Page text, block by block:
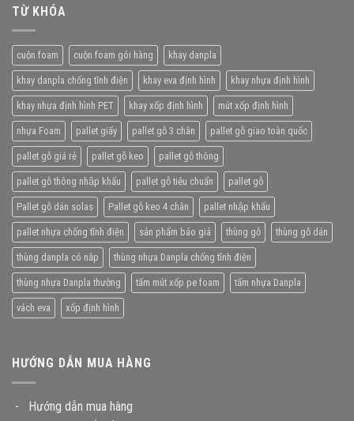
TỪ KHÓA
cuộn foam cuộn foam gói hàng khay danpla
khay danpla chống tĩnh điện khay eva định hình khay nhựa định hình
khay nhựa định hình PET khay xốp định hình mút xốp định hình
nhựa Foam pallet giấy pallet gỗ 3 chân pallet gỗ giao toàn quốc
pallet gỗ giá rẻ pallet gỗ keo pallet gỗ thông
pallet gỗ thông nhập khẩu pallet gỗ tiêu chuẩn pallet gỗ
Pallet gỗ dán solas Pallet gỗ keo 4 chân pallet nhập khẩu
pallet nhựa chống tĩnh điện sản phẩm báo giá thùng gỗ thùng gỗ dán
thùng danpla có nắp thùng nhựa Danpla chống tĩnh điện
thùng nhựa Danpla thường tấm mút xốp pe foam tấm nhựa Danpla
vách eva xốp định hình
HƯỚNG DẪN MUA HÀNG
- Hướng dẫn mua hàng